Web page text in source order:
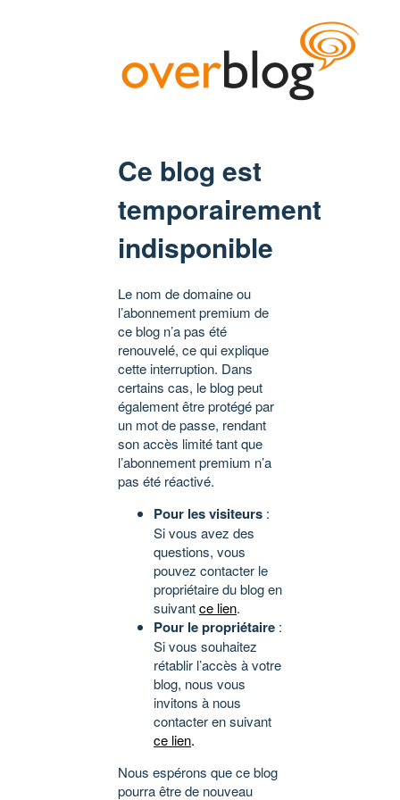
Ce blog est
temporairement
indisponible
Le nom de domaine ou
l’abonnement premium de
ce blog n’a pas été
renouvelé, ce qui explique
cette interruption. Dans
certains cas, le blog peut
également être protégé par
un mot de passe, rendant
son accès limité tant que
l’abonnement premium n’a
pas été réactivé.
Pour les visiteurs :
Si vous avez des
questions, vous
pouvez contacter le
propriétaire du blog en
suivantce lien.
Pour le propriétaire :
Si vous souhaitez
rétablir l’accès à votre
blog, nous vous
invitons à nous
contacter en suivant
ce lien.
Nous espérons que ce blog
pourra être de nouveau